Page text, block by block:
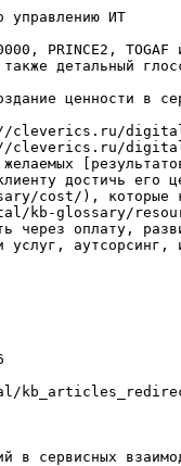
управлению ИТ
PRINCE2,
детальный
ценности в
cleverics.ru/
cleverics.ru/
желаемых
достичь
), которые
kb-glossary/
через оплату,
услуг,
в сервисных